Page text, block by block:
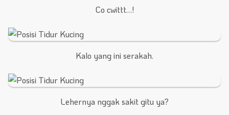
Co cwittt…!
Kalo yang ini serakah.
Lehernya nggak sakit gitu ya?